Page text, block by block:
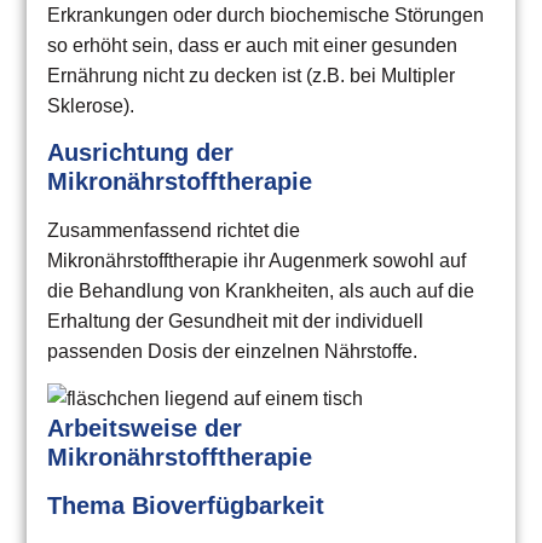
Erkrankungen oder durch biochemische Störungen
so erhöht sein, dass er auch mit einer gesunden
Ernährung nicht zu decken ist (z.B. bei Multipler
Sklerose).
Ausrichtung der
Mikronährstofftherapie
Zusammenfassend richtet die
Mikronährstofftherapie ihr Augenmerk sowohl auf
die Behandlung von Krankheiten, als auch auf die
Erhaltung der Gesundheit mit der individuell
passenden Dosis der einzelnen Nährstoffe.
Arbeitsweise der
Mikronährstofftherapie
Thema Bioverfügbarkeit